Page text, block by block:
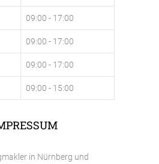
09:00 - 17:00
09:00 - 17:00
09:00 - 17:00
09:00 - 15:00
in Nürnberg und